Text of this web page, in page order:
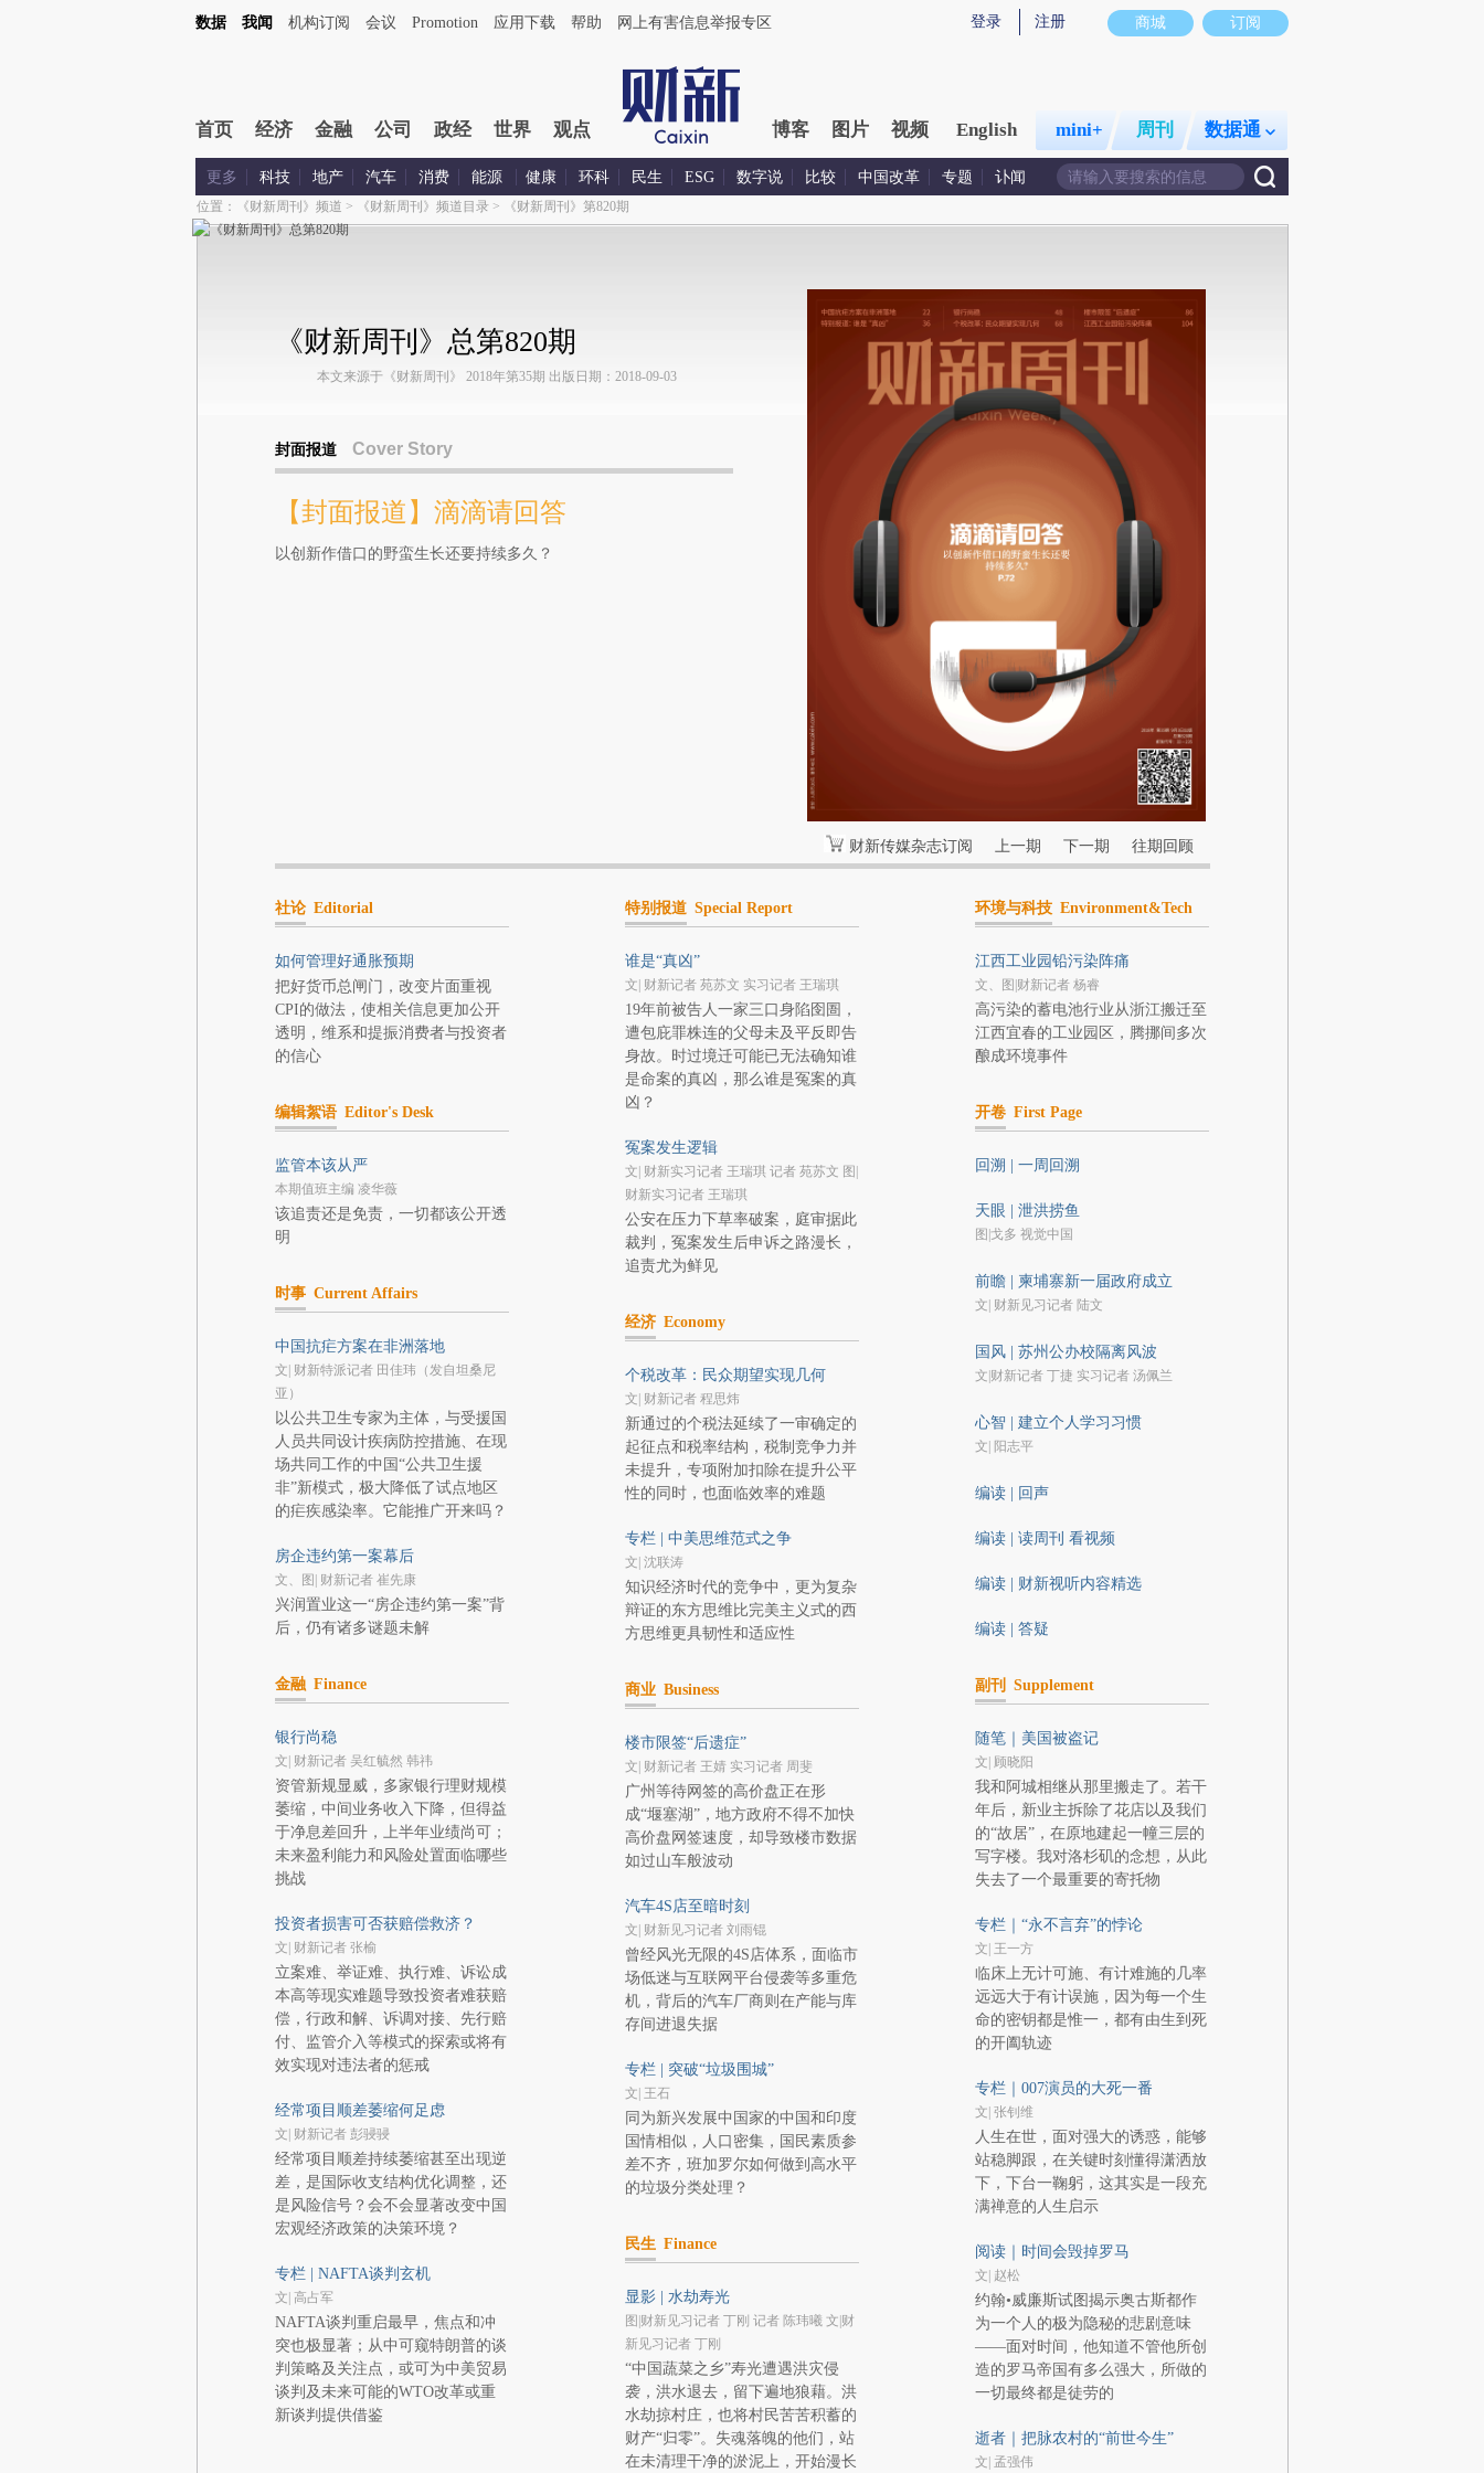
商城 订阅
登录 注册
数据 我闻 机构订阅 会议 Promotion 应用下载 帮助 网上有害信息举报专区
首页 经济 金融 公司 政经 世界 观点 博客 图片 视频 English mini+ 周刊 数据通
更多 科技 地产 汽车 消费 能源 健康 环科 民生 ESG 数字说 比较 中国改革 专题 讣闻
位置： 《财新周刊》频道 > 《财新周刊》频道目录> 《财新周刊》第820期
《财新周刊》总第820期
本文来源于《财新周刊》 2018年第35期 出版日期：2018-09-03
封面报道 Cover Story
【封面报道】滴滴请回答
以创新作借口的野蛮生长还要持续多久？
财新传媒杂志订阅 上一期 下一期 往期回顾
社论 Editorial
如何管理好通胀预期
把好货币总闸门，改变片面重视
CPI的做法，使相关信息更加公开
透明，维系和提振消费者与投资者
的信心
编辑絮语 Editor's Desk
监管本该从严
本期值班主编 凌华薇
该追责还是免责，一切都该公开透
明
时事 Current Affairs
中国抗疟方案在非洲落地
文| 财新特派记者 田佳玮（发自坦桑尼
亚）
以公共卫生专家为主体，与受援国
人员共同设计疾病防控措施、在现
场共同工作的中国“公共卫生援
非”新模式，极大降低了试点地区
的疟疾感染率。它能推广开来吗？
房企违约第一案幕后
文、图| 财新记者 崔先康
兴润置业这一“房企违约第一案”背
后，仍有诸多谜题未解
金融 Finance
银行尚稳
文| 财新记者 吴红毓然 韩祎
资管新规显威，多家银行理财规模
萎缩，中间业务收入下降，但得益
于净息差回升，上半年业绩尚可；
未来盈利能力和风险处置面临哪些
挑战
投资者损害可否获赔偿救济？
文| 财新记者 张榆
立案难、举证难、执行难、诉讼成
本高等现实难题导致投资者难获赔
偿，行政和解、诉调对接、先行赔
付、监管介入等模式的探索或将有
效实现对违法者的惩戒
经常项目顺差萎缩何足虑
文| 财新记者 彭骎骎
经常项目顺差持续萎缩甚至出现逆
差，是国际收支结构优化调整，还
是风险信号？会不会显著改变中国
宏观经济政策的决策环境？
专栏 | NAFTA谈判玄机
文| 高占军
NAFTA谈判重启最早，焦点和冲
突也极显著；从中可窥特朗普的谈
判策略及关注点，或可为中美贸易
谈判及未来可能的WTO改革或重
新谈判提供借鉴
特别报道 Special Report
谁是“真凶”
文| 财新记者 苑苏文 实习记者 王瑞琪
19年前被告人一家三口身陷囹圄，
遭包庇罪株连的父母未及平反即告
身故。时过境迁可能已无法确知谁
是命案的真凶，那么谁是冤案的真
凶？
冤案发生逻辑
文| 财新实习记者 王瑞琪 记者 苑苏文 图|
财新实习记者 王瑞琪
公安在压力下草率破案，庭审据此
裁判，冤案发生后申诉之路漫长，
追责尤为鲜见
经济 Economy
个税改革：民众期望实现几何
文| 财新记者 程思炜
新通过的个税法延续了一审确定的
起征点和税率结构，税制竞争力并
未提升，专项附加扣除在提升公平
性的同时，也面临效率的难题
专栏 | 中美思维范式之争
文| 沈联涛
知识经济时代的竞争中，更为复杂
辩证的东方思维比完美主义式的西
方思维更具韧性和适应性
商业 Business
楼市限签“后遗症”
文| 财新记者 王婧 实习记者 周斐
广州等待网签的高价盘正在形
成“堰塞湖”，地方政府不得不加快
高价盘网签速度，却导致楼市数据
如过山车般波动
汽车4S店至暗时刻
文| 财新见习记者 刘雨锟
曾经风光无限的4S店体系，面临市
场低迷与互联网平台侵袭等多重危
机，背后的汽车厂商则在产能与库
存间进退失据
专栏 | 突破“垃圾围城”
文| 王石
同为新兴发展中国家的中国和印度
国情相似，人口密集，国民素质参
差不齐，班加罗尔如何做到高水平
的垃圾分类处理？
民生 Finance
显影 | 水劫寿光
图|财新见习记者 丁刚 记者 陈玮曦 文|财
新见习记者 丁刚
“中国蔬菜之乡”寿光遭遇洪灾侵
袭，洪水退去，留下遍地狼藉。洪
水劫掠村庄，也将村民苦苦积蓄的
财产“归零”。失魂落魄的他们，站
在未清理干净的淤泥上，开始漫长
环境与科技 Environment&Tech
江西工业园铅污染阵痛
文、图|财新记者 杨睿
高污染的蓄电池行业从浙江搬迁至
江西宜春的工业园区，腾挪间多次
酿成环境事件
开卷 First Page
回溯 | 一周回溯
天眼 | 泄洪捞鱼
图|戈多 视觉中国
前瞻 | 柬埔寨新一届政府成立
文| 财新见习记者 陆文
国风 | 苏州公办校隔离风波
文|财新记者 丁捷 实习记者 汤佩兰
心智 | 建立个人学习习惯
文| 阳志平
编读 | 回声
编读 | 读周刊 看视频
编读 | 财新视听内容精选
编读 | 答疑
副刊 Supplement
随笔｜美国被盗记
文| 顾晓阳
我和阿城相继从那里搬走了。若干
年后，新业主拆除了花店以及我们
的“故居”，在原地建起一幢三层的
写字楼。我对洛杉矶的念想，从此
失去了一个最重要的寄托物
专栏｜“永不言弃”的悖论
文| 王一方
临床上无计可施、有计难施的几率
远远大于有计误施，因为每一个生
命的密钥都是惟一，都有由生到死
的开阖轨迹
专栏｜007演员的大死一番
文| 张钊维
人生在世，面对强大的诱惑，能够
站稳脚跟，在关键时刻懂得潇洒放
下，下台一鞠躬，这其实是一段充
满禅意的人生启示
阅读｜时间会毁掉罗马
文| 赵松
约翰•威廉斯试图揭示奥古斯都作
为一个人的极为隐秘的悲剧意味
——面对时间，他知道不管他所创
造的罗马帝国有多么强大，所做的
一切最终都是徒劳的
逝者｜把脉农村的“前世今生”
文| 孟强伟